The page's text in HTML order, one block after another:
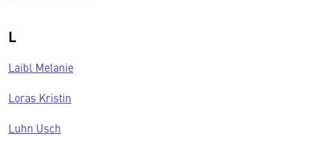
L
Laibl Melanie
Loras Kristin
Luhn Usch